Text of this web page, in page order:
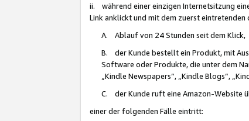
ii. während einer einzigen Internetsitzung
Link anklickt und mit dem zuerst eintretenden
A. Ablauf von 24 Stunden seit dem Klick,
B. der Kunde bestellt ein Produkt, mit
Software oder Produkte, die unter dem
„Kindle Newspapers“, „Kindle Blogs“,
C. der Kunde ruft eine Amazon-Website
einer der folgenden Fälle eintritt: